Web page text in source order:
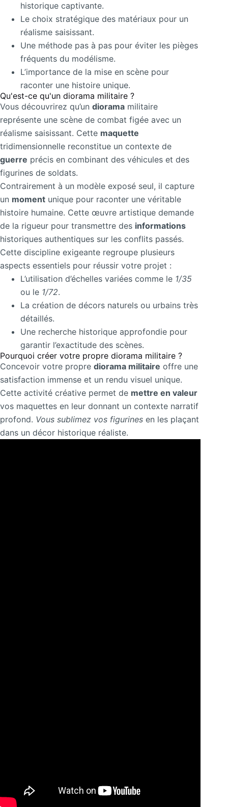
historique captivante.
Le choix stratégique des matériaux pour un
réalisme saisissant.
Une méthode pas à pas pour éviter les pièges
fréquents du modélisme.
L’importance de la mise en scène pour
raconter une histoire unique.
Qu'est-ce qu'un diorama militaire ?
Vous découvrirez qu’un diorama militaire
représente une scène de combat figée avec un
réalisme saisissant. Cette maquette
tridimensionnelle reconstitue un contexte de
guerre précis en combinant des véhicules et des
figurines de soldats.
Contrairement à un modèle exposé seul, il capture
un moment unique pour raconter une véritable
histoire humaine. Cette œuvre artistique demande
de la rigueur pour transmettre des informations
historiques authentiques sur les conflits passés.
Cette discipline exigeante regroupe plusieurs
aspects essentiels pour réussir votre projet :
L’utilisation d’échelles variées comme le 1/35
ou le 1/72.
La création de décors naturels ou urbains très
détaillés.
Une recherche historique approfondie pour
garantir l’exactitude des scènes.
Pourquoi créer votre propre diorama militaire ?
Concevoir votre propre diorama militaire offre une
satisfaction immense et un rendu visuel unique.
Cette activité créative permet de mettre en valeur
vos maquettes en leur donnant un contexte narratif
profond. Vous sublimez vos figurines en les plaçant
dans un décor historique réaliste.